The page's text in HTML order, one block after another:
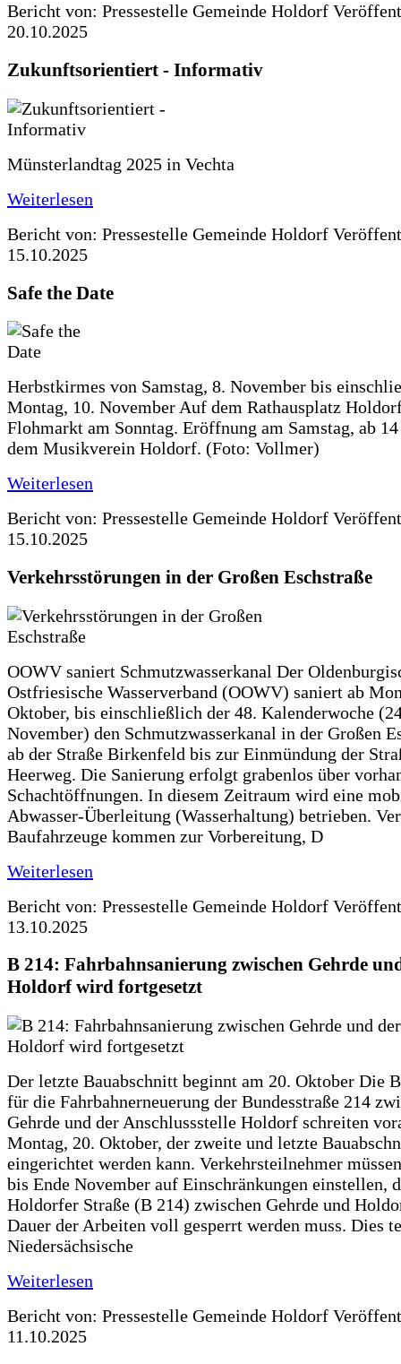
Bericht von: Pressestelle Gemeinde Holdorf
20.10.2025
Zukunftsorientiert - Informativ
Münsterlandtag 2025 in Vechta
Weiterlesen
Bericht von: Pressestelle Gemeinde Holdorf
15.10.2025
Safe the Date
Herbstkirmes von Samstag, 8. November bis
Montag, 10. November Auf dem Rathausplatz
Flohmarkt am Sonntag. Eröffnung am Samstag, ab
dem Musikverein Holdorf. (Foto: Vollmer)
Weiterlesen
Bericht von: Pressestelle Gemeinde Holdorf
15.10.2025
Verkehrsstörungen in der Großen Eschstraße
OOWV saniert Schmutzwasserkanal Der
Ostfriesische Wasserverband (OOWV) saniert ab
Oktober, bis einschließlich der 48. Kalenderwoche
November) den Schmutzwasserkanal in der Großen
ab der Straße Birkenfeld bis zur Einmündung der
Heerweg. Die Sanierung erfolgt grabenlos über
Schachtöffnungen. In diesem Zeitraum wird eine
Abwasser-Überleitung (Wasserhaltung) betrieben.
Baufahrzeuge kommen zur Vorbereitung, D
Weiterlesen
Bericht von: Pressestelle Gemeinde Holdorf
13.10.2025
B 214: Fahrbahnsanierung zwischen Gehrde
Holdorf wird fortgesetzt
Der letzte Bauabschnitt beginnt am 20. Oktober Die
für die Fahrbahnerneuerung der Bundesstraße 214
Gehrde und der Anschlussstelle Holdorf schreiten
Montag, 20. Oktober, der zweite und letzte
eingerichtet werden kann. Verkehrsteilnehmer
bis Ende November auf Einschränkungen einstellen,
Holdorfer Straße (B 214) zwischen Gehrde und
Dauer der Arbeiten voll gesperrt werden muss. Dies
Niedersächsische
Weiterlesen
Bericht von: Pressestelle Gemeinde Holdorf
11.10.2025